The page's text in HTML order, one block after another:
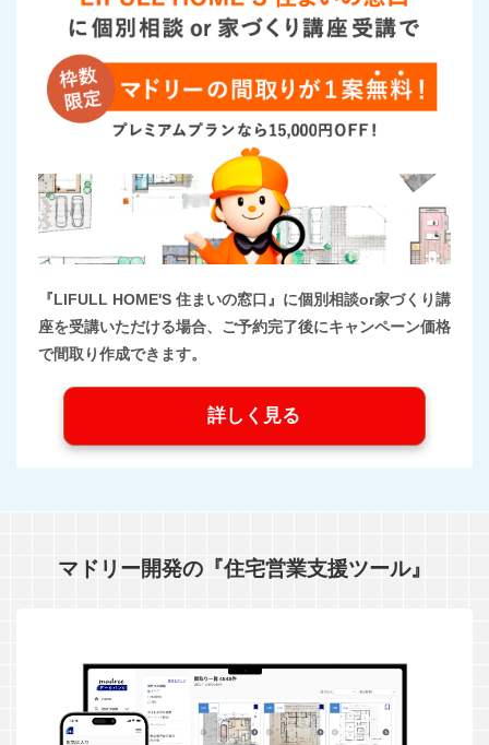
『LIFULL HOME'S 住まいの窓口』に個別相談or家づくり講
座を受講いただける場合、ご予約完了後にキャンペーン価格
で間取り作成できます。
詳しく見る
マドリー開発の『住宅営業支援ツール』